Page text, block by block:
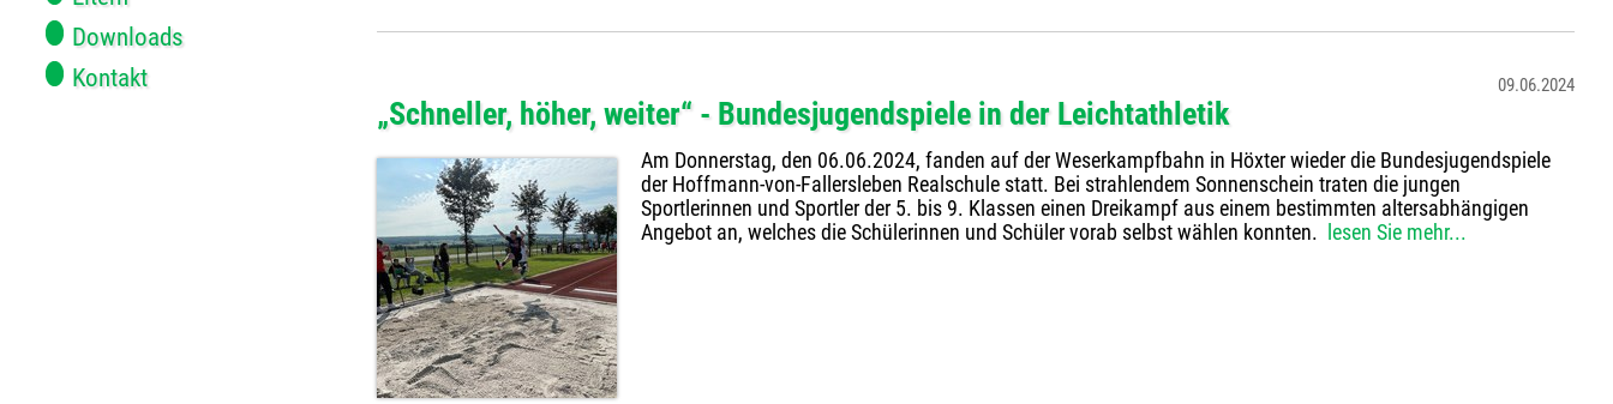
Downloads
Kontakt
09.06.2024
„Schneller, höher, weiter“ - Bundesjugendspiele in der Leichtathletik
Am Donnerstag, den 06.06.2024, fanden auf der Weserkampfbahn in Höxter wieder die Bundesjugendspiele
der Hoffmann-von-Fallersleben Realschule statt. Bei strahlendem Sonnenschein traten die jungen
Sportlerinnen und Sportler der 5. bis 9. Klassen einen Dreikampf aus einem bestimmten altersabhängigen
Angebot an, welches die Schülerinnen und Schüler vorab selbst wählen konnten.
lesen Sie mehr...